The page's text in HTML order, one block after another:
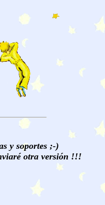
y soportes ;-)
otra versión !!!